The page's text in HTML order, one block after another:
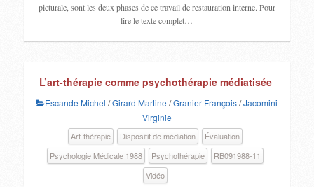
picturale, sont les deux phases de ce travail de restauration interne. Pour
lire le texte complet…
L’art-thérapie comme psychothérapie médiatisée
Escande Michel /Girard Martine /Granier François/Jacomini
Virginie
Art-thérapie Dispositif de médiation
Évaluation
Psychologie Médicale 1988
Psychothérapie
RB091988-11
Vidéo